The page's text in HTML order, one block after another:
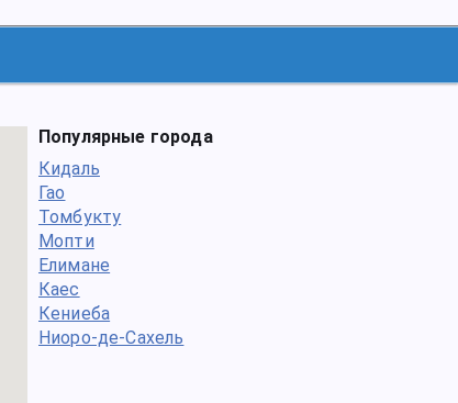
Популярные города
Кидаль
Гао
Томбукту
Мопти
Елимане
Каес
Кениеба
Ниоро-де-Сахель